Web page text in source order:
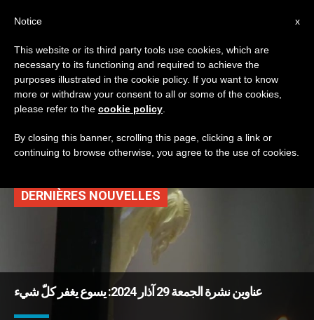
TAG
Posts Tagged ‘سجن
للنساء’
DERNIÈRES NOUVELLES
عناوين نشرة الجمعة 29 آذار 2024: يسوع يغفر كلّ شيء
x
Notice
This website or its third party tools use cookies, which are
necessary to its functioning and required to achieve the
purposes illustrated in the cookie policy. If you want to know
more or withdraw your consent to all or some of the cookies,
please refer to the cookie policy
By closing this banner, scrolling this page, clicking a link or
continuing to browse otherwise, you agree to the use of cookies.